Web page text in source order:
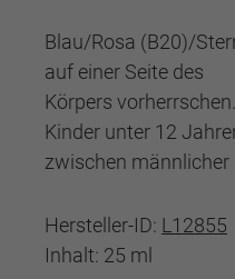
Blau/Rosa (B20)/
auf einer Seite des
Körpers
Kinder unter 12
zwischen männlicher
Hersteller-ID: L12855
Inhalt: 25 ml